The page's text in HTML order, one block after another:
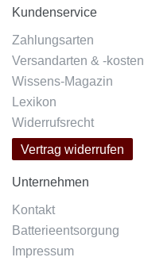
Kundenservice
Zahlungsarten
Versandarten & -kosten
Wissens-Magazin
Lexikon
Widerrufsrecht
Vertrag widerrufen
Unternehmen
Kontakt
Batterieentsorgung
Impressum